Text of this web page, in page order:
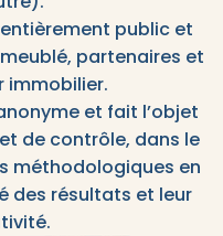
public et
partenaires et
immobilier.
et fait l’objet
de contrôle, dans le
méthodologiques en
des résultats et leur